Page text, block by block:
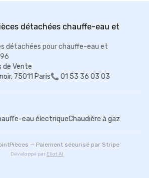
détachées pour chauffe-eau et
de Vente
75011 Paris📞 01 53 36 03 03
eau électriqueChaudière à gaz
— Paiement sécurisé par Stripe
Développé par Eliot AI